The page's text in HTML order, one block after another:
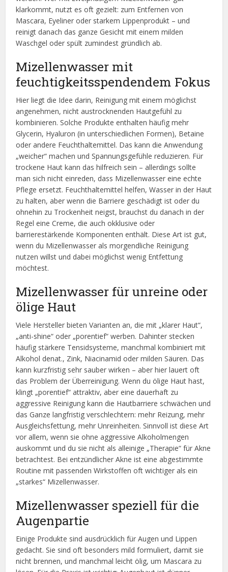
klarkommt, nutzt es oft gezielt: zum Entfernen von
Mascara, Eyeliner oder starkem Lippenprodukt – und
reinigt danach das ganze Gesicht mit einem milden
Waschgel oder spült zumindest gründlich ab.
Mizellenwasser mit
feuchtigkeitsspendendem Fokus
Hier liegt die Idee darin, Reinigung mit einem möglichst
angenehmen, nicht austrocknenden Hautgefühl zu
kombinieren. Solche Produkte enthalten häufig mehr
Glycerin, Hyaluron (in unterschiedlichen Formen), Betaine
oder andere Feuchthaltemittel. Das kann die Anwendung
„weicher“ machen und Spannungsgefühle reduzieren. Für
trockene Haut kann das hilfreich sein – allerdings sollte
man sich nicht einreden, dass Mizellenwasser eine echte
Pflege ersetzt. Feuchthaltemittel helfen, Wasser in der Haut
zu halten, aber wenn die Barriere geschädigt ist oder du
ohnehin zu Trockenheit neigst, brauchst du danach in der
Regel eine Creme, die auch okklusive oder
barrierestärkende Komponenten enthält. Diese Art ist gut,
wenn du Mizellenwasser als morgendliche Reinigung
nutzen willst und dabei möglichst wenig Entfettung
möchtest.
Mizellenwasser für unreine oder
ölige Haut
Viele Hersteller bieten Varianten an, die mit „klarer Haut“,
„anti-shine“ oder „porentief“ werben. Dahinter stecken
häufig stärkere Tensidsysteme, manchmal kombiniert mit
Alkohol denat., Zink, Niacinamid oder milden Säuren. Das
kann kurzfristig sehr sauber wirken – aber hier lauert oft
das Problem der Überreinigung. Wenn du ölige Haut hast,
klingt „porentief“ attraktiv, aber eine dauerhaft zu
aggressive Reinigung kann die Hautbarriere schwächen und
das Ganze langfristig verschlechtern: mehr Reizung, mehr
Ausgleichsfettung, mehr Unreinheiten. Sinnvoll ist diese Art
vor allem, wenn sie ohne aggressive Alkoholmengen
auskommt und du sie nicht als alleinige „Therapie“ für Akne
betrachtest. Bei entzündlicher Akne ist eine abgestimmte
Routine mit passenden Wirkstoffen oft wichtiger als ein
„starkes“ Mizellenwasser.
Mizellenwasser speziell für die
Augenpartie
Einige Produkte sind ausdrücklich für Augen und Lippen
gedacht. Sie sind oft besonders mild formuliert, damit sie
nicht brennen, und manchmal leicht ölig, um Mascara zu